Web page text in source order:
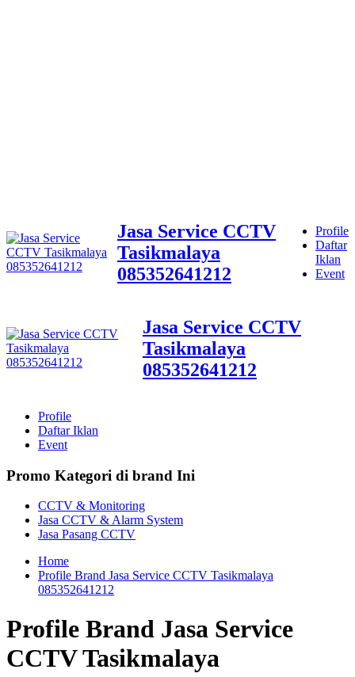
Jasa Service CCTV
Tasikmalaya
085352641212
Profile
Daftar
Iklan
Event
Jasa Service CCTV
Tasikmalaya
085352641212
Profile
Daftar Iklan
Event
Promo Kategori di brand Ini
CCTV & Monitoring
Jasa CCTV & Alarm System
Jasa Pasang CCTV
Home
Profile Brand Jasa Service CCTV Tasikmalaya
085352641212
Profile Brand Jasa Service
CCTV Tasikmalaya